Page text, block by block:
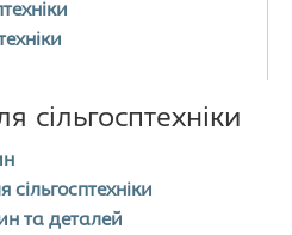
сільгосптехніки
та деталей